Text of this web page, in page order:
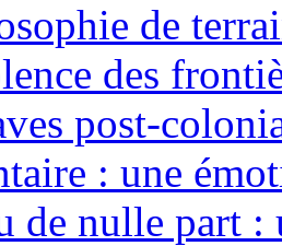
de
des
post-
: une
de nulle part :